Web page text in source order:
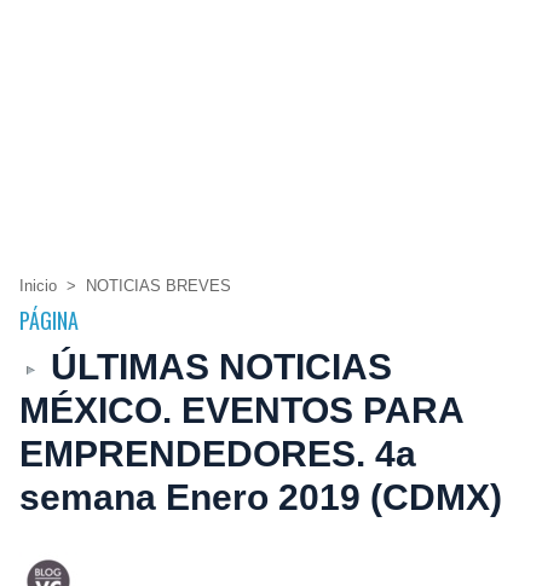
Inicio > NOTICIAS BREVES
PÁGINA
ÚLTIMAS NOTICIAS
MÉXICO. EVENTOS PARA
EMPRENDEDORES. 4a
semana Enero 2019 (CDMX)